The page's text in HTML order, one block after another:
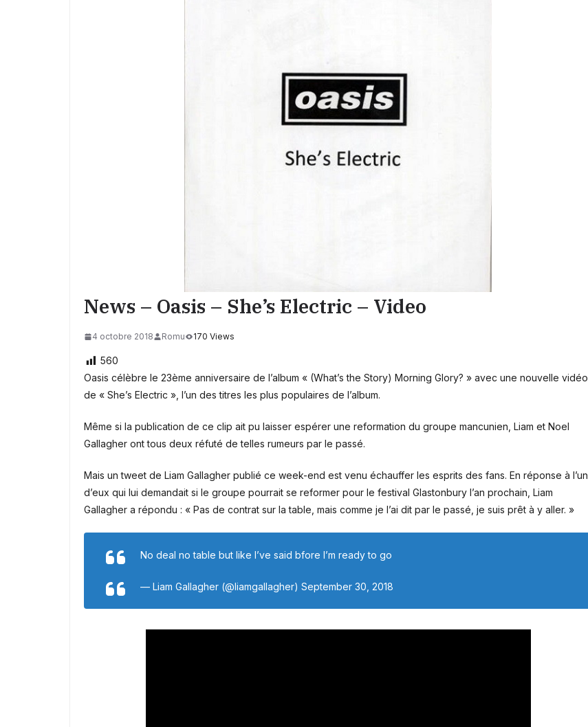
News – Oasis – She’s Electric – Video
4 octobre 2018 Romu 170 Views
560
Oasis célèbre le 23ème anniversaire de l’album « (What’s the Story) Morning Glory? » avec une nouvelle vidéo
de « She’s Electric », l’un des titres les plus populaires de l’album.
Même si la publication de ce clip ait pu laisser espérer une reformation du groupe mancunien, Liam et Noel
Gallagher ont tous deux réfuté de telles rumeurs par le passé.
Mais un tweet de Liam Gallagher publié ce week-end est venu échauffer les esprits des fans. En réponse à l’un
d’eux qui lui demandait si le groupe pourrait se reformer pour le festival Glastonbury l’an prochain, Liam
Gallagher a répondu : « Pas de contrat sur la table, mais comme je l’ai dit par le passé, je suis prêt à y aller. »
No deal no table but like I’ve said bfore I’m ready to go
— Liam Gallagher (@liamgallagher) September 30, 2018